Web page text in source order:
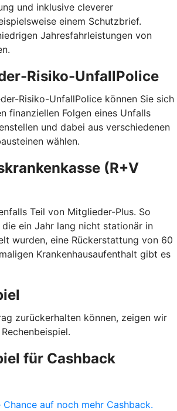
und inklusive cleverer
einem Schutzbrief.
Jahresfahrleistungen von
Risiko-UnfallPolice
Risiko-UnfallPolice können Sie sich
finanziellen Folgen eines Unfalls
und dabei aus verschiedenen
wählen.
(R+V
Teil von Mitglieder-Plus. So
ein Jahr lang nicht stationär in
wurden, eine Rückerstattung von 60
Krankenhausaufenthalt gibt es
zurückerhalten können, zeigen wir
für Cashback
auf noch mehr Cashback.